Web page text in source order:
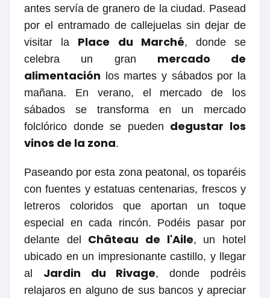
antes servía de granero de la ciudad. Pasead
por el entramado de callejuelas sin dejar de
visitar la Place du Marché, donde se
celebra un gran mercado de
alimentación los martes y sábados por la
mañana. En verano, el mercado de los
sábados se transforma en un mercado
folclórico donde se pueden degustar los
vinos de la zona.
Paseando por esta zona peatonal, os toparéis
con fuentes y estatuas centenarias, frescos y
letreros coloridos que aportan un toque
especial en cada rincón. Podéis pasar por
delante del Château de l'Aile, un hotel
ubicado en un impresionante castillo, y llegar
al Jardin du Rivage, donde podréis
relajaros en alguno de sus bancos y apreciar